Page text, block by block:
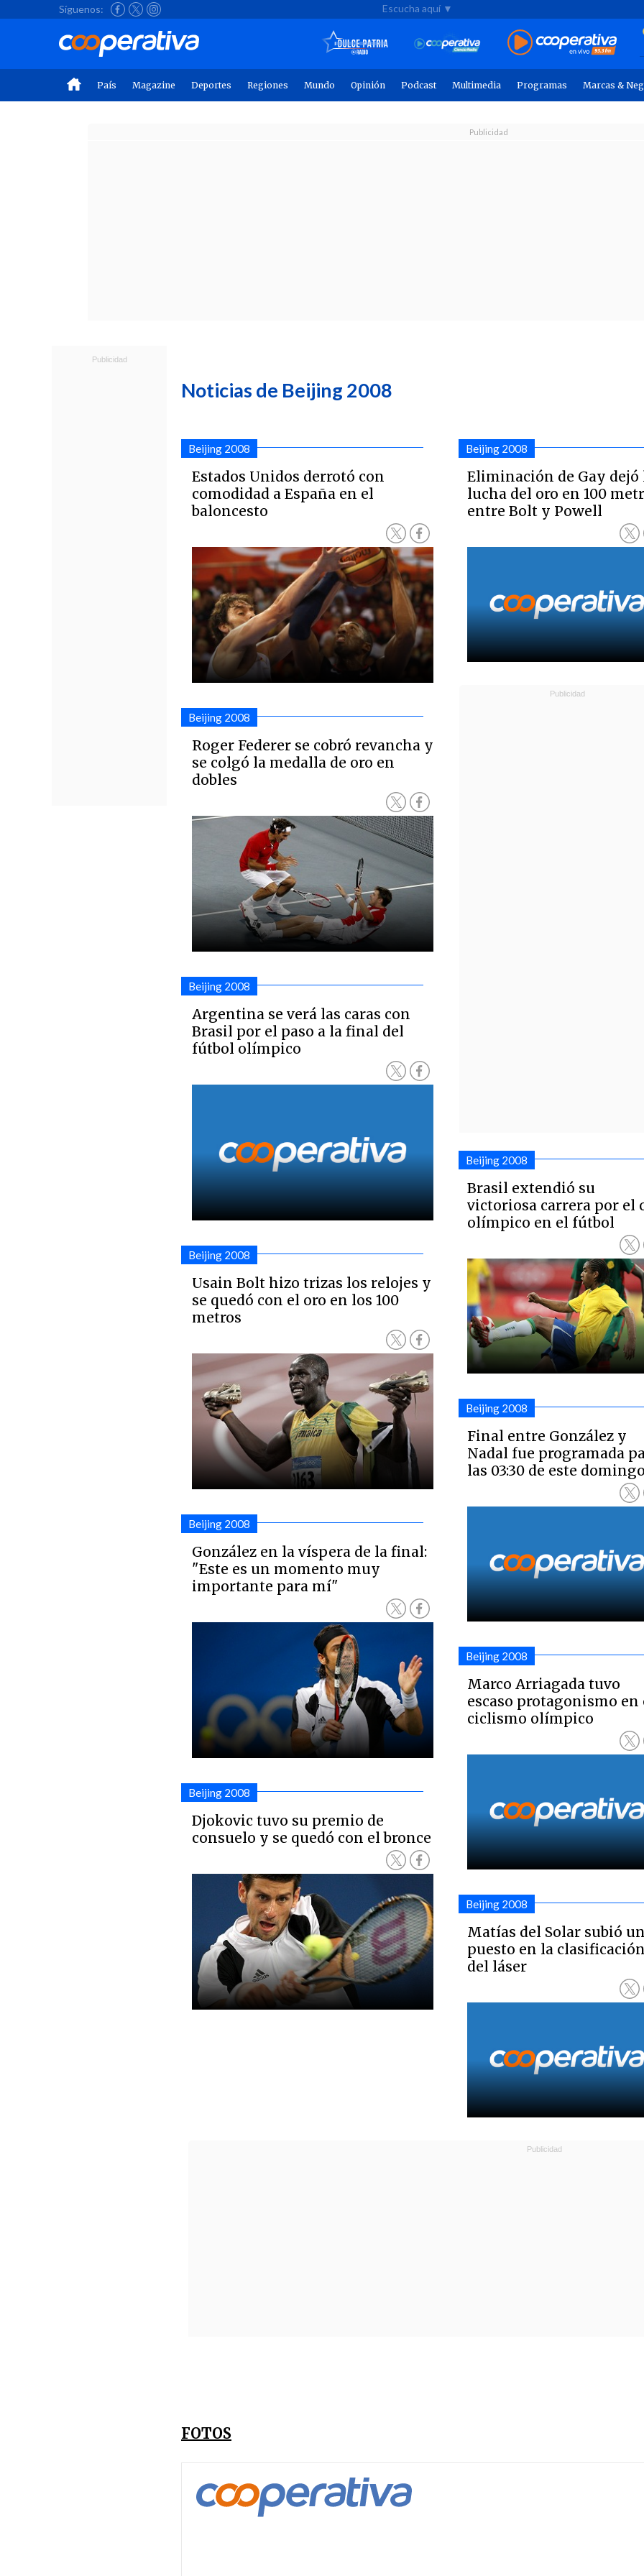
Síguenos: Escucha aquí ▼
País Magazine Deportes Regiones Mundo Opinión Podcast Multimedia Programas Marcas &
Noticias de Beijing 2008
Beijing 2008
Estados Unidos derrotó con
comodidad a España en el
baloncesto
Beijing 2008
Roger Federer se cobró revancha y
se colgó la medalla de oro en
dobles
Beijing 2008
Argentina se verá las caras con
Brasil por el paso a la final del
fútbol olímpico
Beijing 2008
Usain Bolt hizo trizas los relojes y
se quedó con el oro en los 100
metros
Beijing 2008
González en la víspera de la final:
"Este es un momento muy
importante para mí"
Beijing 2008
Djokovic tuvo su premio de
consuelo y se quedó con el bronce
Beijing 2008
Eliminación de Gay dejó
lucha del oro en 100
entre Bolt y Powell
Beijing 2008
Brasil extendió su
victoriosa carrera por el
olímpico en el fútbol
Beijing 2008
Final entre González y
Nadal fue programada
las 03:30 de este
Beijing 2008
Marco Arriagada tuvo
escaso protagonismo en
ciclismo olímpico
Beijing 2008
Matías del Solar subió
puesto en la
del láser
FOTOS